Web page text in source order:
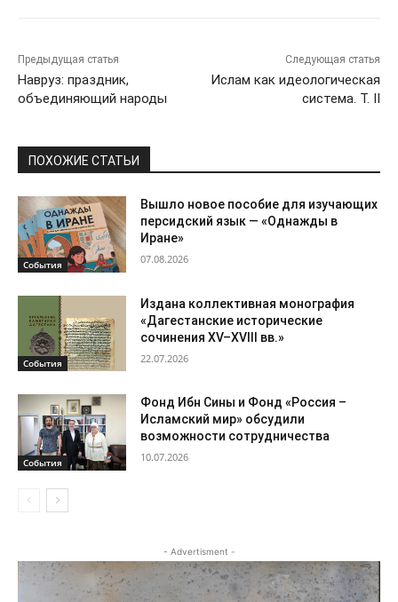
Предыдущая статья
Навруз: праздник,
объединяющий народы
Следующая статья
Ислам как идеологическая
система. Т. II
ПОХОЖИЕ СТАТЬИ
События
Вышло новое пособие для изучающих
персидский язык — «Однажды в
Иране»
07.08.2026
События
Издана коллективная монография
«Дагестанские исторические
сочинения XV–XVIII вв.»
22.07.2026
События
Фонд Ибн Сины и Фонд «Россия –
Исламский мир» обсудили
возможности сотрудничества
10.07.2026
- Advertisment -